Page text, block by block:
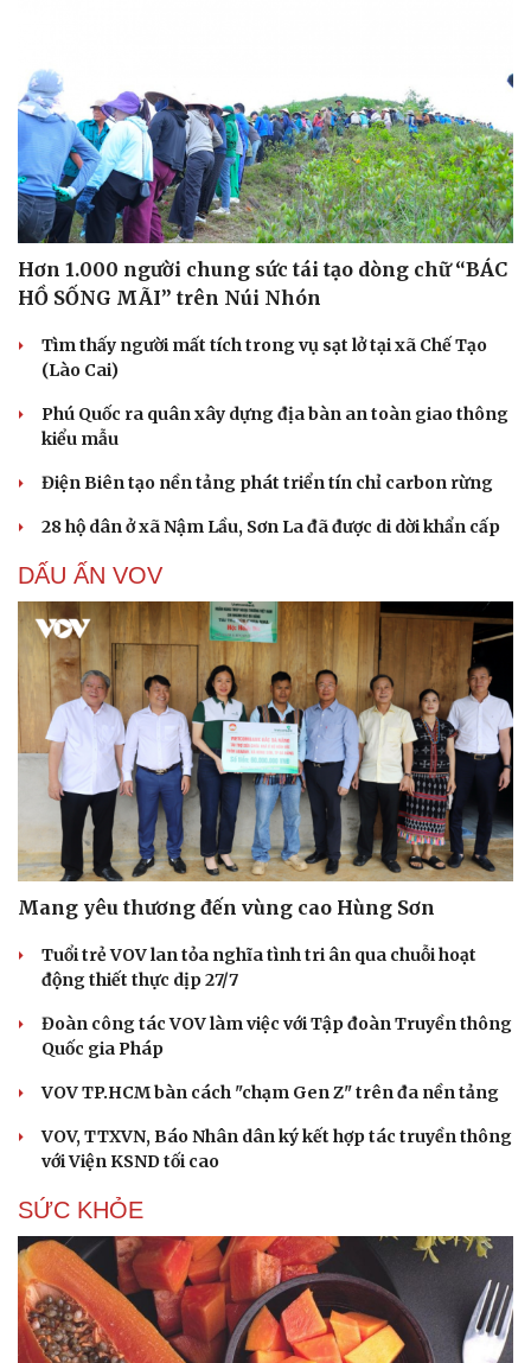
Hơn 1.000 người chung sức tái tạo dòng chữ “BÁC
HỒ SỐNG MÃI” trên Núi Nhón
Tìm thấy người mất tích trong vụ sạt lở tại xã Chế Tạo
(Lào Cai)
Phú Quốc ra quân xây dựng địa bàn an toàn giao thông
kiểu mẫu
Điện Biên tạo nền tảng phát triển tín chỉ carbon rừng
28 hộ dân ở xã Nậm Lầu, Sơn La đã được di dời khẩn cấp
DẤU ẤN VOV
Mang yêu thương đến vùng cao Hùng Sơn
Tuổi trẻ VOV lan tỏa nghĩa tình tri ân qua chuỗi hoạt
động thiết thực dịp 27/7
Đoàn công tác VOV làm việc với Tập đoàn Truyền thông
Quốc gia Pháp
VOV TP.HCM bàn cách "chạm Gen Z" trên đa nền tảng
VOV, TTXVN, Báo Nhân dân ký kết hợp tác truyền thông
với Viện KSND tối cao
SỨC KHỎE